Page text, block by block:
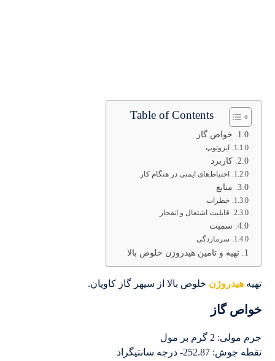
Table of Contents
خواص گاز
ایزوتوپ‌
کاربرد
احتیاط‌های ایمنی در هنگام کار
منابع
خطرات
قابلیت اشتعال و انفجار
سمیت
سرمازدگی
تهیه و تامین هیدروژن خلوص بالا
تهیههیدروژن خلوص بالا از سپهر گاز کاویان.
خواص گاز
جرم مولی: 2 گرم بر مول
نقطه جوش: 252.87- درجه سانتیگراد